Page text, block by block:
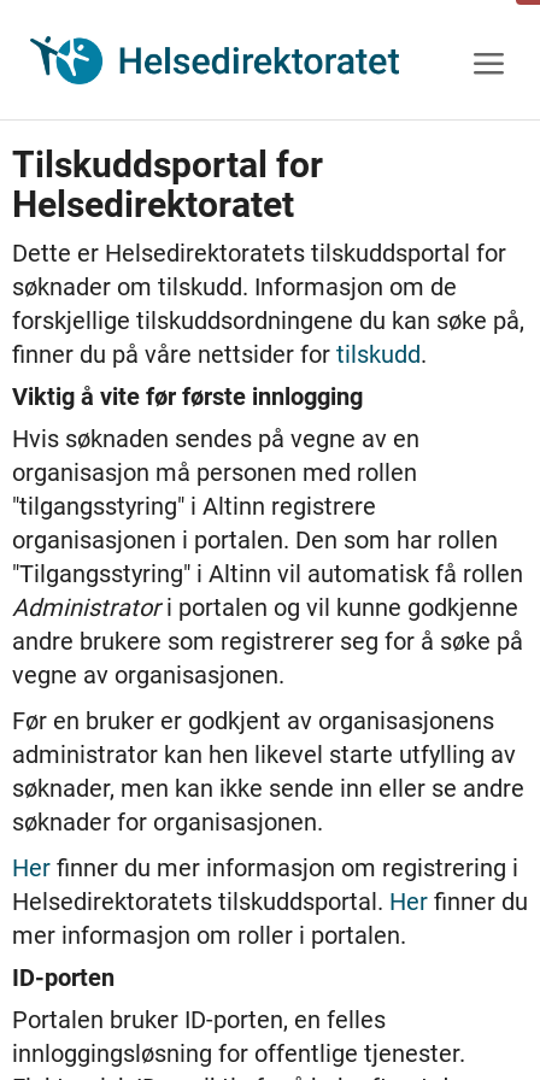
innhold
Tilskuddsportal for
Helsedirektoratet
Dette er Helsedirektoratets tilskuddsportal for
søknader om tilskudd. Informasjon om de
forskjellige tilskuddsordningene du kan søke på,
finner du på våre nettsider for tilskudd.
Viktig å vite før første innlogging
Hvis søknaden sendes på vegne av en
organisasjon må personen med rollen
"tilgangsstyring" i Altinn registrere
organisasjonen i portalen. Den som har rollen
"Tilgangsstyring" i Altinn vil automatisk få rollen
Administratori portalen og vil kunne godkjenne
andre brukere som registrerer seg for å søke på
vegne av organisasjonen.
Før en bruker er godkjent av organisasjonens
administrator kan hen likevel starte utfylling av
søknader, men kan ikke sende inn eller se andre
søknader for organisasjonen.
Her finner du mer informasjon om registrering i
Helsedirektoratets tilskuddsportal. Her finner du
mer informasjon om roller i portalen.
ID-porten
Portalen bruker ID-porten, en felles
innloggingsløsning for offentlige tjenester.